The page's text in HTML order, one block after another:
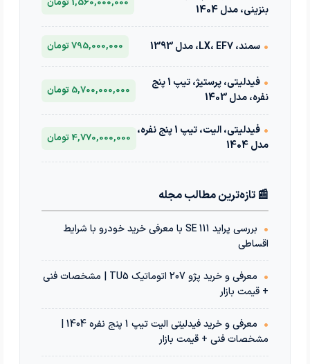
بنزینی، مدل 1404
• سمند، LX، EF7، مدل 1393 795,000,000 تومان
•
فیدلیتی، پرستیژ، تیپ 1 پنج
نفره، مدل 1403
5,700,000,000 تومان
•
فیدلیتی، الیت، تیپ 1 پنج نفره،
مدل 1404
4,770,000,000 تومان
📰 تازه‌ترین مطالب مجله
•
بررسی پراید 111 SE با معرفی خرید خودرو با شرایط
اقساطی
•
معرفی و خرید پژو 207 اتوماتیک TU5 | مشخصات فنی
+ قیمت بازار
•
معرفی و خرید فیدلیتی الیت تیپ 1 پنج نفره 1404 |
مشخصات فنی + قیمت بازار